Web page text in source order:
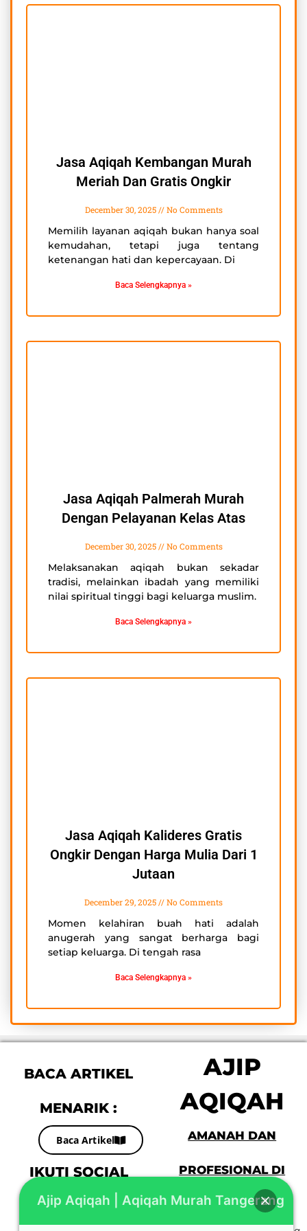
Jasa Aqiqah Kembangan Murah
Meriah Dan Gratis Ongkir
December 30, 2025 No Comments
Memilih layanan aqiqah bukan hanya soal
kemudahan, tetapi juga tentang
ketenangan hati dan kepercayaan. Di
Baca Selengkapnya »
Jasa Aqiqah Palmerah Murah
Dengan Pelayanan Kelas Atas
December 30, 2025 No Comments
Melaksanakan aqiqah bukan sekadar
tradisi, melainkan ibadah yang memiliki
nilai spiritual tinggi bagi keluarga muslim.
Baca Selengkapnya »
Jasa Aqiqah Kalideres Gratis
Ongkir Dengan Harga Mulia Dari 1
Jutaan
December 29, 2025 No Comments
Momen kelahiran buah hati adalah
anugerah yang sangat berharga bagi
setiap keluarga. Di tengah rasa
Baca Selengkapnya »
AJIP
AQIQAH
AMANAH DAN
PROFESIONAL DI
JABODETABEK
BACA ARTIKEL
MENARIK :
Baca Artikel
IKUTI SOCIAL
MEDIA KAMI :
Ajip Aqiqah | Aqiqah Murah Tangerang